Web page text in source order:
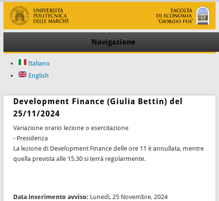
Navigazione
Italiano
English
Development Finance (Giulia Bettin) del
25/11/2024
Variazione orario lezione o esercitazione
- Presidenza
La lezione di Development Finance delle ore 11 è annullata, mentre
quella prevista alle 15.30 si terrà regolarmente.
Data inserimento avviso: Lunedì, 25 Novembre, 2024